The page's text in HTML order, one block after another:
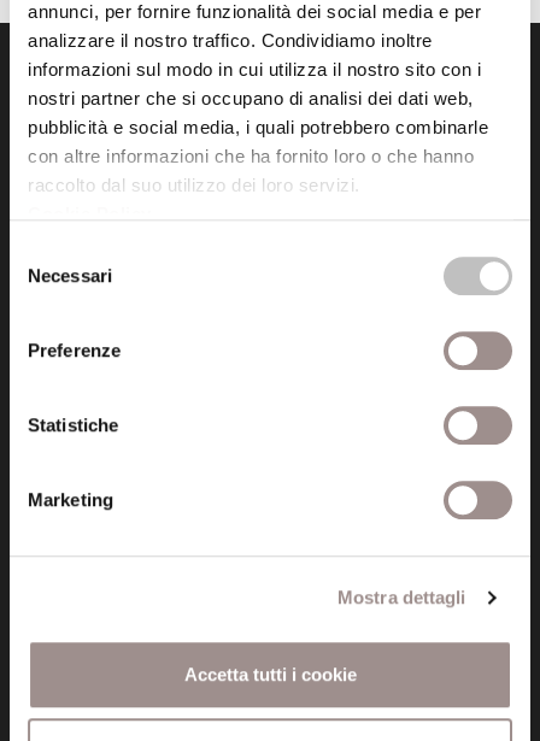
annunci, per fornire funzionalità dei social media e per
analizzare il nostro traffico. Condividiamo inoltre
informazioni sul modo in cui utilizza il nostro sito con i
nostri partner che si occupano di analisi dei dati web,
pubblicità e social media, i quali potrebbero combinarle
con altre informazioni che ha fornito loro o che hanno
raccolto dal suo utilizzo dei loro servizi.
delNecessari
Preferenze
Statistiche
Marketing
Mostra dettagli
Accetta tutti i cookie
fondazionecollegiosancarlo@legalmail.it